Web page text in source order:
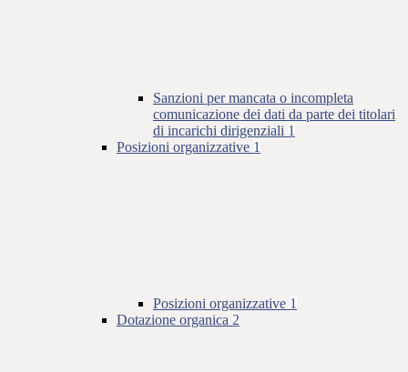
Sanzioni per mancata o incompleta
comunicazione dei dati da parte dei titolari
di incarichi dirigenziali 1
Posizioni organizzative 1
Posizioni organizzative 1
Dotazione organica 2